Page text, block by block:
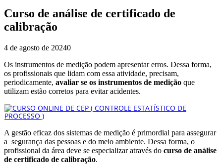
Curso de análise de certificado de
calibração
4 de agosto de 20240
Os instrumentos de medição podem apresentar erros. Dessa forma,
os profissionais que lidam com essa atividade, precisam,
periodicamente, avaliar se os instrumentos de medição que
utilizam estão corretos para evitar acidentes.
A gestão eficaz dos sistemas de medição é primordial para assegurar
a segurança das pessoas e do meio ambiente. Dessa forma, o
profissional da área deve se especializar através do curso de análise
de certificado de calibração.